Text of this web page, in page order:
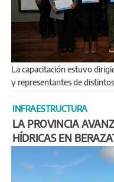
La capacitación estuvo dirigida a equipos de gestión local, provincial
y representantes de
INFRAESTRUCTURA
LA PROVINCIA
HÍDRICAS EN